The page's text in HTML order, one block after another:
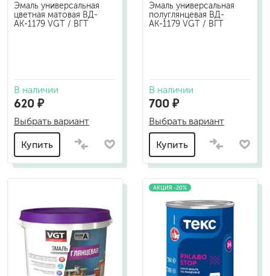
Эмаль универсальная
цветная матовая ВД-
АК-1179 VGT / ВГТ
В наличии
620 ₽
Выбрать вариант
Купить
Эмаль универсальная
полуглянцевая ВД-
АК-1179 VGT / ВГТ
В наличии
700 ₽
Выбрать вариант
Купить
АКЦИЯ -20%